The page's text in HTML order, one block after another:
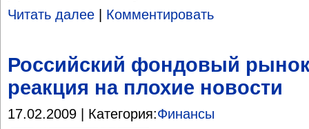
Читать далее Комментировать
Российский фондовый
реакция на плохие новости
17.02.2009 | Категория:Финансы